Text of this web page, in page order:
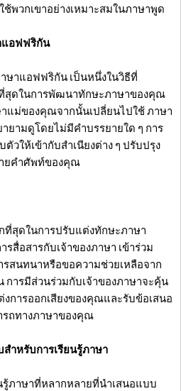
พวกเขาอย่างเหมาะสมในภาษาพูด
แอฟฟริกัน
ษาแอฟฟริกัน เป็นหนึ่งในวิธีที่
สุดในการพัฒนาทักษะภาษาของคุณ
แม่ของคุณจากนั้นเปลี่ยนไปใช้ ภาษา
ยามดูโดยไม่มีคำบรรยายใด ๆ การ
วให้เข้ากับสำเนียงต่าง ๆ ปรับปรุง
ายคำศัพท์ของคุณ
สุดในการปรับแต่งทักษะภาษา
อสารกับเจ้าของภาษา เข้าร่วม
สนทนาหรือขอความช่วยเหลือจาก
ารมีส่วนร่วมกับเจ้าของภาษาจะคุ้น
การออกเสียงของคุณและรับข้อเสนอ
รถทางภาษาของคุณ
ำหรับการเรียนรู้ภาษา
ภาษาที่หลากหลายที่นำเสนอแบบ